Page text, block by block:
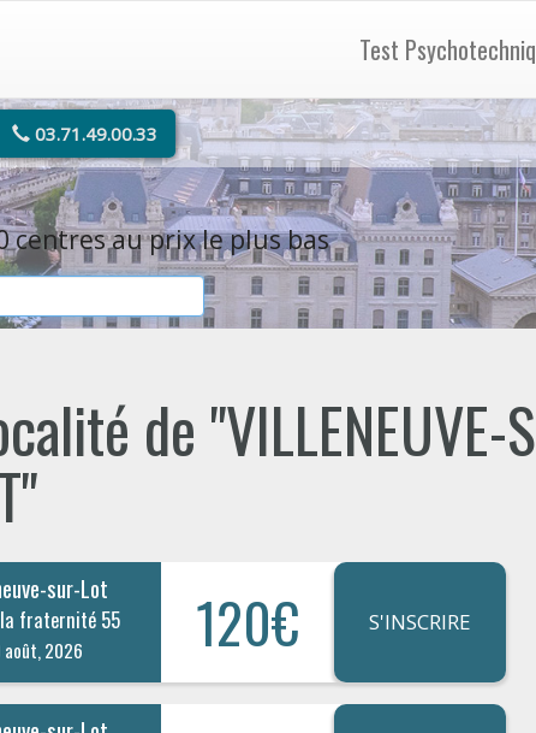
Test
03.71.49.00.33
centres au prix le plus bas
de "VILLENEUVE-
sur-Lot
la fraternité 55
août, 2026 120€ S'INSCRIRE